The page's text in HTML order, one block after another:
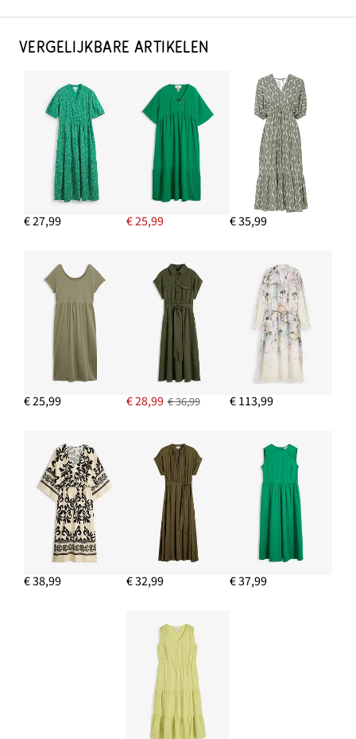
VERGELIJKBARE ARTIKELEN
€ 27,99 € 25,99 € 35,99
€ 25,99 € 28,99 € 36,99 € 113,99
€ 38,99 € 32,99 € 37,99